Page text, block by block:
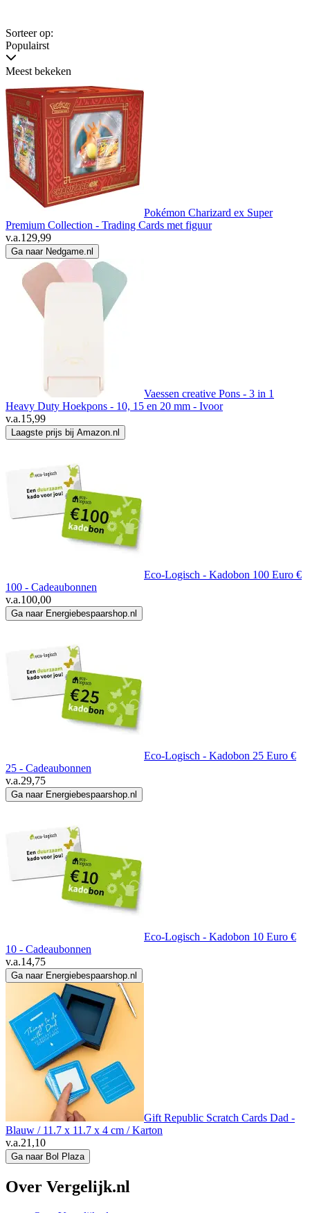
Sorteer op:
Populairst
Meest bekeken
Pokémon Charizard ex Super
Premium Collection - Trading Cards met figuur
v.a.129,99
Ga naar Nedgame.nl
Vaessen creative Pons - 3 in 1
Heavy Duty Hoekpons - 10, 15 en 20 mm - Ivoor
v.a.15,99
Laagste prijs bij Amazon.nl
Eco-Logisch - Kadobon 100 Euro €
100 - Cadeaubonnen
v.a.100,00
Ga naar Energiebespaarshop.nl
Eco-Logisch - Kadobon 25 Euro €
25 - Cadeaubonnen
v.a.29,75
Ga naar Energiebespaarshop.nl
Eco-Logisch - Kadobon 10 Euro €
10 - Cadeaubonnen
v.a.14,75
Ga naar Energiebespaarshop.nl
Gift Republic Scratch Cards Dad -
Blauw / 11.7 x 11.7 x 4 cm / Karton
v.a.21,10
Ga naar Bol Plaza
Over Vergelijk.nl